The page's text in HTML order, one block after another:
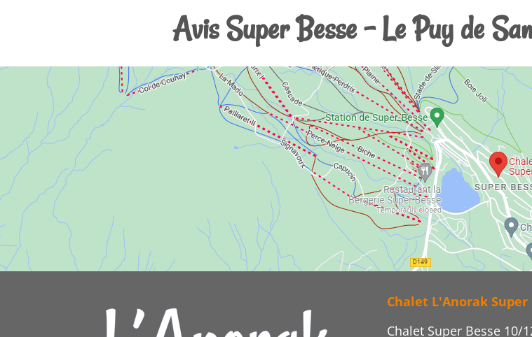
Avis Super Besse - Le Puy de
Chalet L'Anorak Super
Chalet Super Besse 10/